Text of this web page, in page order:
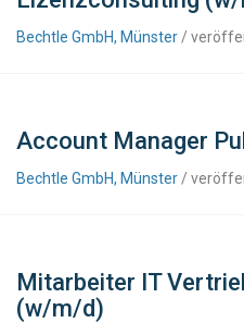
Bechtle GmbH, Münster /
Account Manager
Bechtle GmbH, Münster /
Mitarbeiter IT
(w/m/d)